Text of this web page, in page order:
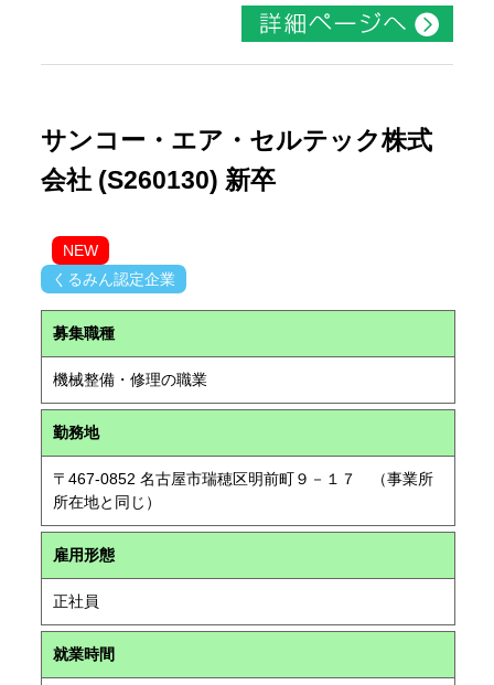
サンコー・エア・セルテック株式
会社 (S260130) 新卒
NEW
くるみん認定企業
募集職種
機械整備・修理の職業
勤務地
〒467-0852 名古屋市瑞穂区明前町９－１７ （事業所
所在地と同じ）
雇用形態
正社員
就業時間